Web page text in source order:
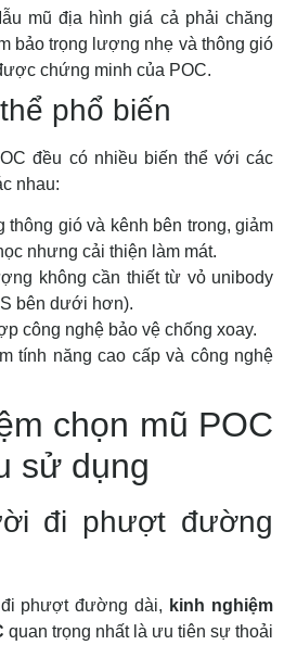
mũ địa hình giá cả phải chăng
bảo trọng lượng nhẹ và thông gió
chứng minh của POC.
phổ biến
đều có nhiều biến thể với các
nhau:
thông gió và kênh bên trong, giảm
nhưng cải thiện làm mát.
không cần thiết từ vỏ unibody
bên dưới hơn).
công nghệ bảo vệ chống xoay.
tính năng cao cấp và công nghệ
chọn mũ POC
sử dụng
đi phượt đường
phượt đường dài, kinh nghiệm
quan trọng nhất là ưu tiên sự thoải